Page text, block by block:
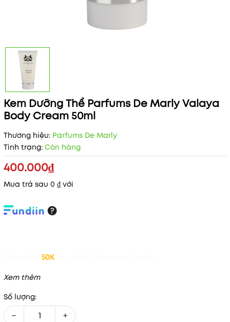
Kem Dưỡng Thể Parfums De Marly Valaya
Body Cream 50ml
Thương hiệu: Parfums De Marly
Tình trạng: Còn hàng
400.000₫
Mua trả sau 0 ₫ với
50K
Xem thêm
Số lượng:
− +